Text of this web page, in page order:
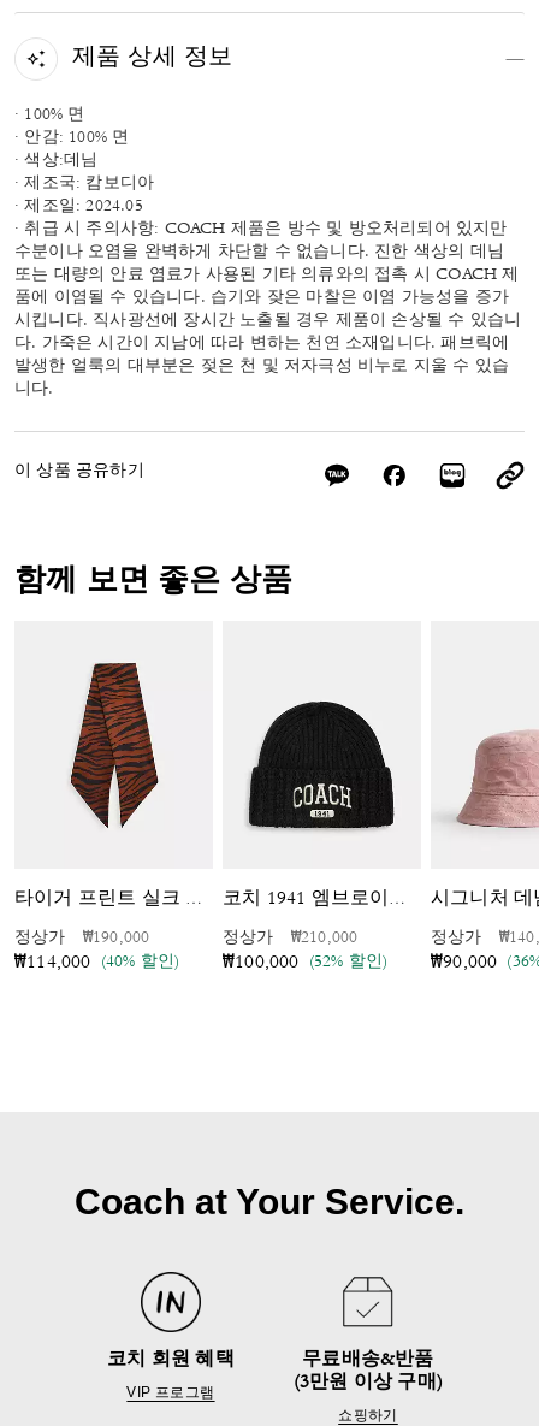
제품 상세 정보
· 100% 면
· 안감: 100% 면
· 색상:데님
· 제조국: 캄보디아
· 제조일: 2024.05
· 취급 시 주의사항: COACH 제품은 방수 및 방오처리되어 있지만
수분이나 오염을 완벽하게 차단할 수 없습니다. 진한 색상의 데님
또는 대량의 안료 염료가 사용된 기타 의류와의 접촉 시 COACH 제
품에 이염될 수 있습니다. 습기와 잦은 마찰은 이염 가능성을 증가
시킵니다. 직사광선에 장시간 노출될 경우 제품이 손상될 수 있습니
다. 가죽은 시간이 지남에 따라 변하는 천연 소재입니다. 패브릭에
발생한 얼룩의 대부분은 젖은 천 및 저자극성 비누로 지울 수 있습
니다.
이 상품 공유하기
함께 보면 좋은 상품
타이거 프린트 실크 와이드 스키니 스카프
정상가 가격 인하 전
₩190,000인하됨
₩114,000 (40% 할인)
코치 1941 엠브로이더드 니트 비니
정상가 가격 인하 전
₩210,000인하됨
₩100,000 (52% 할인)
시그니처 데
정상가 가격
₩90,000
Coach at Your Service.
코치 회원 혜택
VIP 프로그램
무료배송&반품
(3만원 이상 구매)
쇼핑하기